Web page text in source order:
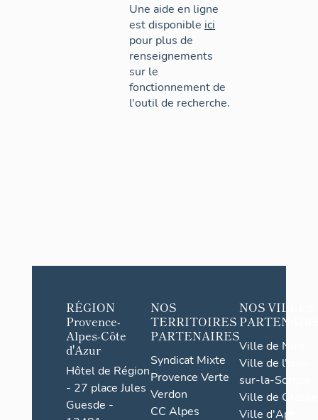
Une aide en ligne
est disponible ici
pour plus de
renseignements
sur le
fonctionnement de
l'outil de recherche.
RÉGION
Provence-
Alpes-Côte
d'Azur
Hôtel de Région
- 27 place Jules
Guesde -
NOS
TERRITOIRES
PARTENAIRES
Syndicat Mixte
Provence Verte
Verdon
CC Alpes
NOS VILLES
Ville de Nice
Ville de l'Isle-
sur-la-Sorgue
Ville de Grasse
Ville d'Apt